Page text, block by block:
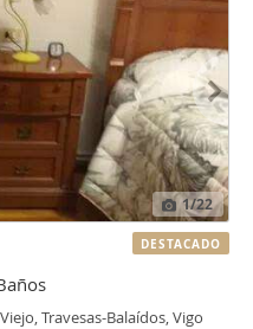
1/22
Travesas-Balaídos, Vigo
DESTACADO